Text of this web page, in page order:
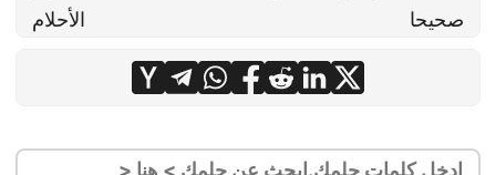
صحيحا
الأحلام